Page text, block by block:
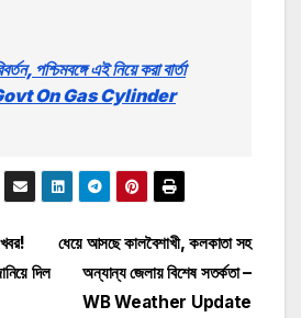
পশ্চিমবঙ্গে এই নিয়ে করা বার্তা
Govt On Gas Cylinder
ধেয়ে আসছে কালবৈশাখী, কলকাতা সহ
অন্যান্য জেলায় বিশেষ সতর্কতা –
WB Weather Update
দিল